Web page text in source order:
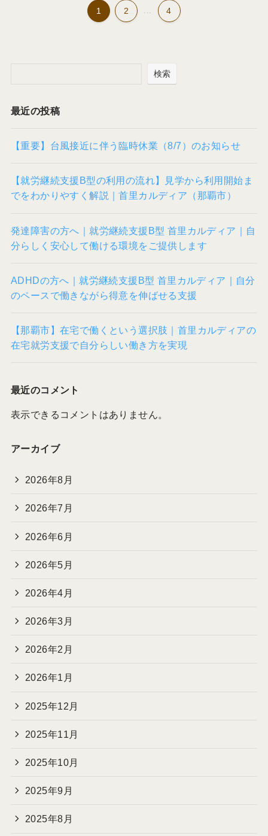
1 2 ... 4
検索
最近の投稿
【重要】台風接近に伴う臨時休業（8/7）のお知らせ
【就労継続支援B型の利用の流れ】見学から利用開始ま
でをわかりやすく解説｜首里カルディア（那覇市）
発達障害の方へ｜就労継続支援B型 首里カルディア｜自
分らしく安心して働ける環境をご提供します
ADHDの方へ｜就労継続支援B型 首里カルディア｜自分
のペースで働きながら得意を伸ばせる支援
【那覇市】在宅で働くという選択肢｜首里カルディアの
在宅就労支援で自分らしい働き方を実現
最近のコメント
表示できるコメントはありません。
アーカイブ
2026年8月
2026年7月
2026年6月
2026年5月
2026年4月
2026年3月
2026年2月
2026年1月
2025年12月
2025年11月
2025年10月
2025年9月
2025年8月